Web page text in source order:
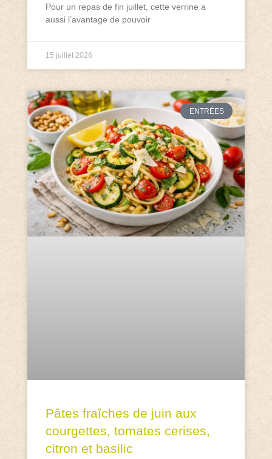
Pour un repas de fin juillet, cette verrine a
aussi l’avantage de pouvoir
15 juillet 2026
ENTRÉES
Pâtes fraîches de juin aux
courgettes, tomates cerises,
citron et basilic